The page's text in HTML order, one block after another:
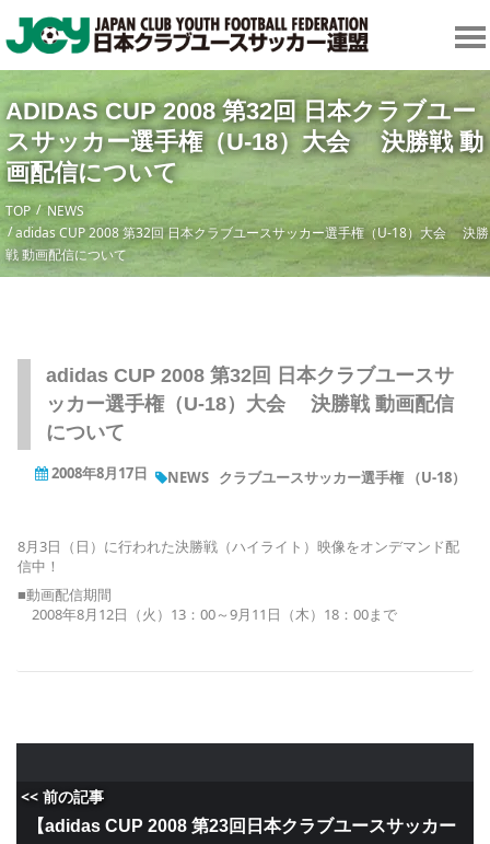
ADIDAS CUP 2008 第32回 日本クラブユー
スサッカー選手権（U-18）大会 決勝戦 動
画配信について
TOP
NEWS
adidas CUP 2008 第32回 日本クラブユースサッカー選手権（U-18）大会 決勝
戦 動画配信について
adidas CUP 2008 第32回 日本クラブユースサ
ッカー選手権（U-18）大会 決勝戦 動画配信
について
2008年8月17日 NEWS クラブユースサッカー選手権 （U-18）
8月3日（日）に行われた決勝戦（ハイライト）映像をオンデマンド配
信中！
■動画配信期間
2008年8月12日（火）13：00～9月11日（木）18：00まで
<< 前の記事
【adidas CUP 2008 第23回日本クラブユースサッカー